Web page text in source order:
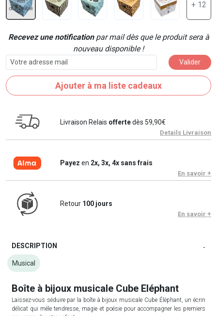
disponible
+ 12
Recevez une notificationpar mail dès que le produit sera à
nouveau disponible !
Valider
Ajouter à ma liste cadeaux
Livraison Relais offertedès 59,90€
Details Livraison
Payez en 2x, 3x, 4x sans frais
En savoir +
Retour 100 jours
En savoir +
DESCRIPTION -
Musical
Boîte à bijoux musicale Cube Eléphant
Laissez-vous séduire par la boîte à bijoux musicale Cube Éléphant, un écrin
délicat qui mêle tendresse, magie et poésie pour accompagner les premiers